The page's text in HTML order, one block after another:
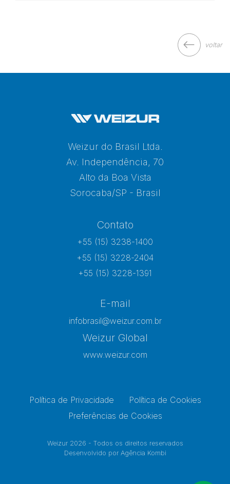
voltar
Weizur do Brasil Ltda.
Av. Independência, 70
Alto da Boa Vista
Sorocaba/SP - Brasil
Contato
+55 (15) 3238-1400
+55 (15) 3228-2404
+55 (15) 3228-1391
E-mail
infobrasil@weizur.com.br
Weizur Global
www.weizur.com
Política de Privacidade
Política de Cookies
Preferências de Cookies
Weizur 2026 - Todos os direitos reservados
Desenvolvido por Agência Kombi